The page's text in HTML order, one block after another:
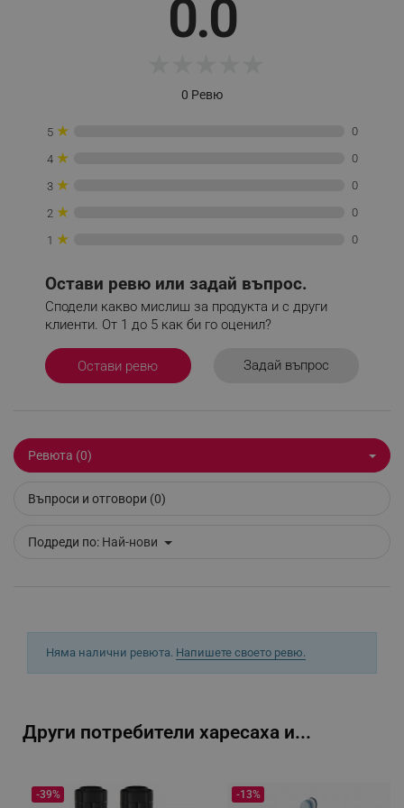
0.0
0 Ревю
5 ★ 0
4 ★ 0
3 ★ 0
2 ★ 0
1 ★ 0
Остави ревю или задай въпрос.
Сподели какво мислиш за продукта и с други
клиенти. От 1 до 5 как би го оценил?
Остави ревю Задай въпрос
Ревюта (0)
Въпроси и отговори (0)
Подреди по: Най-нови
Няма налични ревюта. Напишете своето ревю.
Други потребители харесаха и...
-39% -13%
.alleop.bg
_sgf_delayed_campaigns
_sgf_npq
_sgf_clicked_banners .alleop.bg